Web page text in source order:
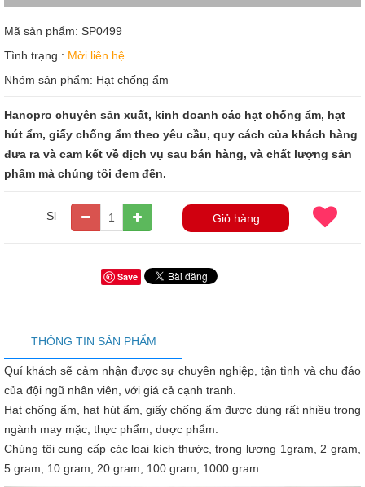
Mã sản phẩm: SP0499
Tình trạng : Mời liên hệ
Nhóm sản phẩm: Hạt chống ẩm
Hanopro chuyên sản xuất, kinh doanh các hạt chống ẩm, hạt
hút ẩm, giấy chống ẩm theo yêu cầu, quy cách của khách hàng
đưa ra và cam kết về dịch vụ sau bán hàng, và chất lượng sản
phẩm mà chúng tôi đem đến.
Sl Giỏ hàng
Save
THÔNG TIN SẢN PHẨM
Quí khách sẽ cảm nhận được sự chuyên nghiệp, tận tình và chu đáo
của đội ngũ nhân viên, với giá cả cạnh tranh.
Hạt chống ẩm, hạt hút ẩm, giấy chống ẩm được dùng rất nhiều trong
ngành may mặc, thực phẩm, dược phẩm.
Chúng tôi cung cấp các loại kích thước, trọng lượng 1gram, 2 gram,
5 gram, 10 gram, 20 gram, 100 gram, 1000 gram…